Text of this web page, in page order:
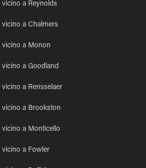
a Reynolds
a Chalmers
vicino a Monon
a Goodland
a Rensselaer
a Brookston
a Monticello
vicino a Fowler